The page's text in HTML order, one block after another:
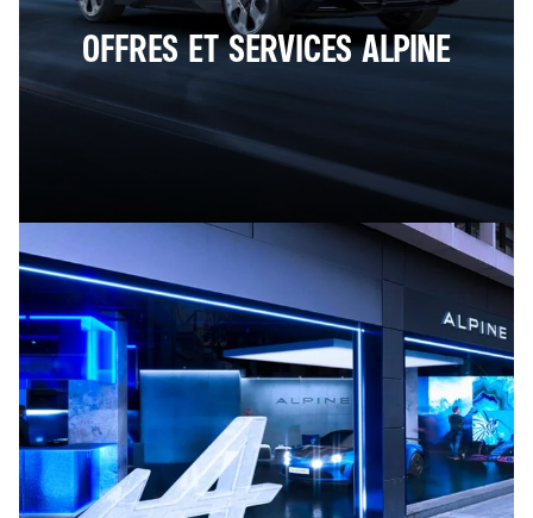
OFFRES ET SERVICES ALPINE